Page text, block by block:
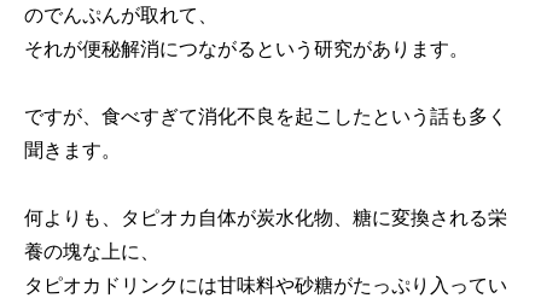
のでんぷんが取れて、
それが便秘解消につながるという研究があります。
ですが、食べすぎて消化不良を起こしたという話も多く
聞きます。
何よりも、タピオカ自体が炭水化物、糖に変換される栄
養の塊な上に、
タピオカドリンクには甘味料や砂糖がたっぷり入ってい